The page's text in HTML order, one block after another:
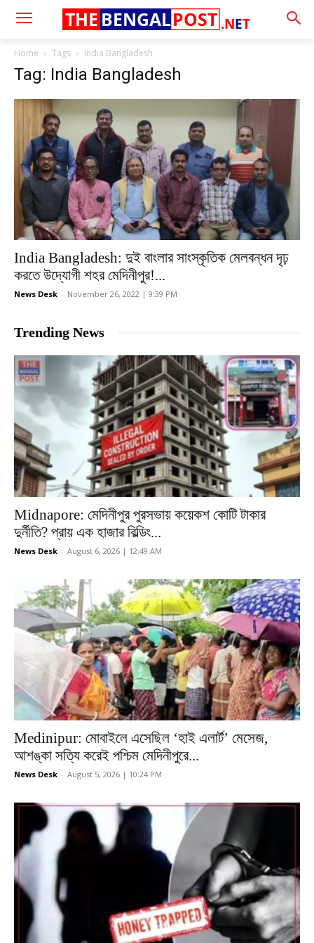
.NET
THE BENGALPOST
Home Tags India Bangladesh
Tag: India Bangladesh
India Bangladesh: দুই বাংলার সাংস্কৃতিক মেলবন্ধন দৃঢ়
করতে উদ্যোগী শহর মেদিনীপুর!...
News Desk - November 26, 2022 | 9:39 PM
Trending News
Midnapore: মেদিনীপুর পুরসভায় কয়েকশ কোটি টাকার
দুর্নীতি? প্রায় এক হাজার বিল্ডিং...
News Desk - August 6, 2026 | 12:49 AM
Medinipur: মোবাইলে এসেছিল ‘হাই এলার্ট’ মেসেজ,
আশঙ্কা সত্যি করেই পশ্চিম মেদিনীপুরে...
News Desk - August 5, 2026 | 10:24 PM